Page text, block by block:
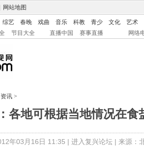
网站地图
综艺 春晚 戏曲 音乐 科教 青少 文化
艺术
节目大全 直播中国 赛事直播 网络
资讯 >
各地可根据当地情况在食
年03月16日 11:35 | 进入复兴论坛| 来源：